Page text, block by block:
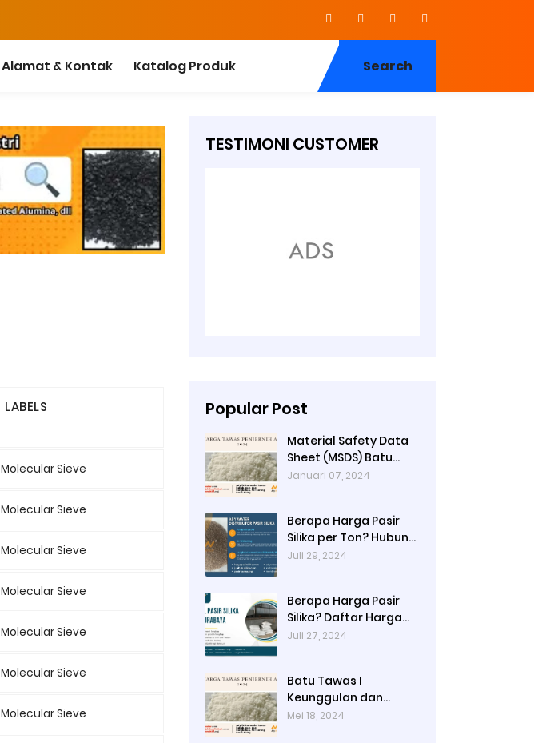
Alamat & Kontak Katalog Produk Search
LABELS
Molecular Sieve
Molecular Sieve
Molecular Sieve
Molecular Sieve
Molecular Sieve
Molecular Sieve
Molecular Sieve
TESTIMONI CUSTOMER
Popular Post
Material Safety Data
Sheet (MSDS) Batu
Tawas
Januari 07, 2024
Berapa Harga Pasir
Silika per Ton? Hubungi
Ady Water
Juli 29, 2024
Berapa Harga Pasir
Silika? Daftar Harga
Terbaru 2024 di Ady
Juli 27, 2024
Batu Tawas I
Keunggulan dan
Alamat Pembelian di
Mei 18, 2024